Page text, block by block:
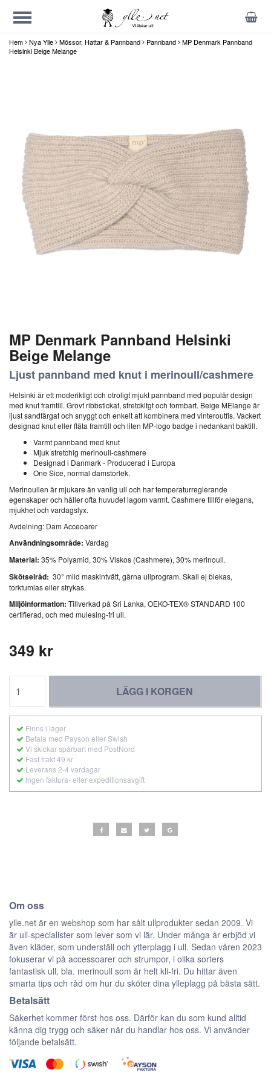
Hem Nya Ylle Mössor, Hattar & Pannband Pannband
MP Denmark Pannband
Helsinki Beige Melange
MP Denmark Pannband Helsinki
Beige Melange
Ljust pannband med knut i merinoull/cashmere
Helsinki är ett moderiktigt och otroligt mjukt pannband med populär design
med knut framtill. Grovt ribbstickat, stretckitgt och formbart. Beige MElange är
ljust sandfärgat och snyggt och enkelt att kombinera med vinteroutfis. Vackert
designad knut eller fläta framtill och liten MP-logo badge i nedankant baktill.
Varmt pannband med knut
Mjuk stretchig merinoull-cashmere
Designad i Danmark - Producerad i Europa
One Sice, normal damstorlek.
Merinoullen är mjukare än vanlig ull och har temperaturreglerande
egenskaper och håller ofta huvudet lagom varmt. Cashmere tillför elegans,
mjukhet och vardagslyx.
Avdelning: Dam Acceoarer
Användningsområde: Vardag
Material: 35% Polyamid, 30% Viskos (Cashmere), 30% merinoull.
Skötselråd: 30° mild maskintvätt, gärna ullprogram. Skall ej blekas,
torktumlas eller strykas.
Miljöinformation: Tillverkad på Sri Lanka, OEKO-TEX® STANDARD 100
certifierad, och med mulesing-fri ull.
349 kr
LÄGG I KORGEN
Finns i lager
Betala med Payson eller Swish
Vi skickar spårbart med PostNord
Fast frakt 49 kr
Leverans 2-4 vardagar
Ingen faktura- eller expeditionsavgift
Om oss
ylle.net är en webshop som har sålt ullprodukter sedan 2009. Vi
är ull-specialister som lever som vi lär. Under många år erbjöd vi
även kläder, som underställ och ytterplagg i ull. Sedan våren 2023
fokuserar vi på accessoarer och strumpor, i olika sorters
fantastisk ull, bla. merinoull som är helt kli-fri. Du hittar även
smarta tips och råd om hur du sköter dina ylleplagg på bästa sätt.
Betalsätt
Säkerhet kommer först hos oss. Därför kan du som kund alltid
känna dig trygg och säker när du handlar hos oss. Vi använder
följande betalsätt.